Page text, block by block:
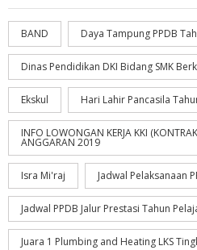
BAND Daya Tampung PPDB
Dinas Pendidikan DKI Bidang SMK
Ekskul Hari Lahir Pancasila
INFO LOWONGAN KERJA KKI
ANGGARAN 2019
Isra Mi'raj Jadwal Pelaksanaan
Jadwal PPDB Jalur Prestasi Tahun
Juara 1 Plumbing and Heating LKS